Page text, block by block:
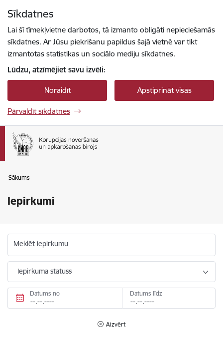
Sīkdatnes
Lai šī tīmekļvietne darbotos, tā izmanto obligāti nepieciešamās
sīkdatnes. Ar Jūsu piekrišanu papildus šajā vietnē var tikt
izmantotas statistikas un sociālo mediju sīkdatnes.
Lūdzu, atzīmējiet savu izvēli:
Noraidīt Apstiprināt visas
Pārvaldīt sīkdatnes
Sākums
Iepirkumi
Meklēt iepirkumu
Iepirkuma statuss
Datums no Datums līdz
Aizvērt